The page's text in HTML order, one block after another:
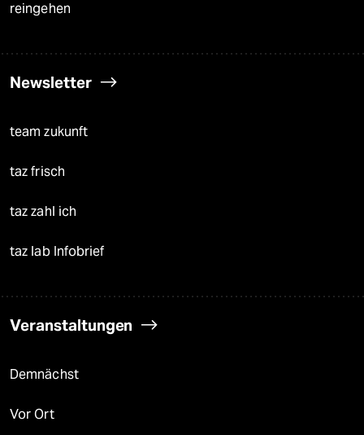
reingehen
Newsletter
team zukunft
taz frisch
taz zahl ich
taz lab Infobrief
Veranstaltungen
Demnächst
Vor Ort